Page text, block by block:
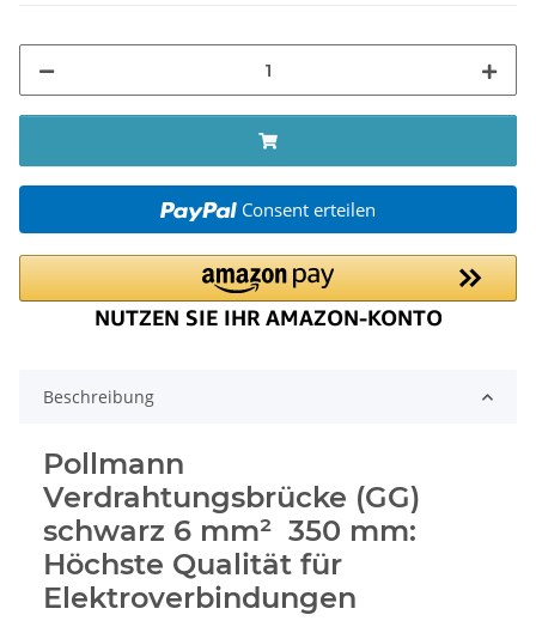
Consent erteilen
Beschreibung
Pollmann
Verdrahtungsbrücke (GG)
schwarz 6 mm² 350 mm:
Höchste Qualität für
Elektroverbindungen